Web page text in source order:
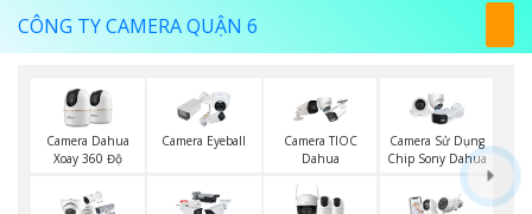
CÔNG TY CAMERA QUẬN 6
Camera Dahua
Xoay 360 Độ
Camera Eyeball
Camera TIOC
Dahua
Camera Sử Dụng
Chip Sony Dahua